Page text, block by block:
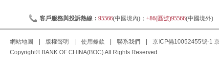
客戶服務與投訴熱線： 95566(中國境內)； +86(區號)95566(中國境外)
網站地圖 版權聲明 使用條款 聯系我們 京ICP備10052455號-1
Copyright© BANK OF CHINA(BOC) All Rights Reserved.